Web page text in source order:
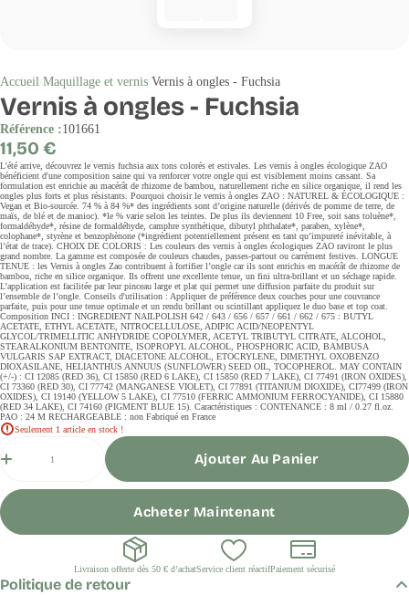
Accueil Maquillage et vernis Vernis à ongles - Fuchsia
Vernis à ongles - Fuchsia
Référence :101661
Prix
régulier
11,50 €
L'été arrive, découvrez le vernis fuchsia aux tons colorés et estivales. Les vernis à ongles écologique ZAO
bénéficient d'une composition saine qui va renforcer votre ongle qui est visiblement moins cassant. Sa
formulation est enrichie au macérât de rhizome de bambou, naturellement riche en silice organique, il rend les
ongles plus forts et plus résistants. Pourquoi choisir le vernis à ongles ZAO : NATUREL & ÉCOLOGIQUE :
Vegan et Bio-sourcée. 74 % à 84 %* des ingrédients sont d’origine naturelle (dérivés de pomme de terre, de
maïs, de blé et de manioc). *le % varie selon les teintes. De plus ils deviennent 10 Free, soit sans toluène*,
formaldéhyde*, résine de formaldéhyde, camphre synthétique, dibutyl phthalate*, paraben, xylène*,
colophane*, styrène et benzophènone (*ingrédient potentiellement présent en tant qu’impureté inévitable, à
l’état de trace). CHOIX DE COLORIS : Les couleurs des vernis à ongles écologiques ZAO raviront le plus
grand nombre. La gamme est composée de couleurs chaudes, passes-partout ou carrément festives. LONGUE
TENUE : les Vernis à ongles Zao contribuent à fortifier l’ongle car ils sont enrichis en macérât de rhizome de
bambou, riche en silice organique. Ils offrent une excellente tenue, un fini ultra-brillant et un séchage rapide.
L’application est facilitée par leur pinceau large et plat qui permet une diffusion parfaite du produit sur
l’ensemble de l’ongle. Conseils d'utilisation : Appliquer de préférence deux couches pour une couvrance
parfaite, puis pour une tenue optimale et un rendu brillant ou scintillant appliquez le duo base et top coat.
Composition INCI : INGREDIENT NAILPOLISH 642 / 643 / 656 / 657 / 661 / 662 / 675 : BUTYL
ACETATE, ETHYL ACETATE, NITROCELLULOSE, ADIPIC ACID/NEOPENTYL
GLYCOL/TRIMELLITIC ANHYDRIDE COPOLYMER, ACETYL TRIBUTYL CITRATE, ALCOHOL,
STEARALKONIUM BENTONITE, ISOPROPYL ALCOHOL, PHOSPHORIC ACID, BAMBUSA
VULGARIS SAP EXTRACT, DIACETONE ALCOHOL, ETOCRYLENE, DIMETHYL OXOBENZO
DIOXASILANE, HELIANTHUS ANNUUS (SUNFLOWER) SEED OIL, TOCOPHEROL. MAY CONTAIN
(+/-) : CI 12085 (RED 36), CI 15850 (RED 6 LAKE), CI 15850 (RED 7 LAKE), CI 77491 (IRON OXIDES),
CI 73360 (RED 30), CI 77742 (MANGANESE VIOLET), CI 77891 (TITANIUM DIOXIDE), CI77499 (IRON
OXIDES), CI 19140 (YELLOW 5 LAKE), CI 77510 (FERRIC AMMONIUM FERROCYANIDE), CI 15880
(RED 34 LAKE), CI 74160 (PIGMENT BLUE 15). Caractéristiques : CONTENANCE : 8 ml / 0.27 fl.oz.
PAO : 24 M RECHARGEABLE : non Fabriqué en France
Seulement 1 article en stock !
Ajouter Au Panier
Acheter Maintenant
Livraison offerte dès 50 € d’achatService client réactifPaiement sécurisé
Politique de retour